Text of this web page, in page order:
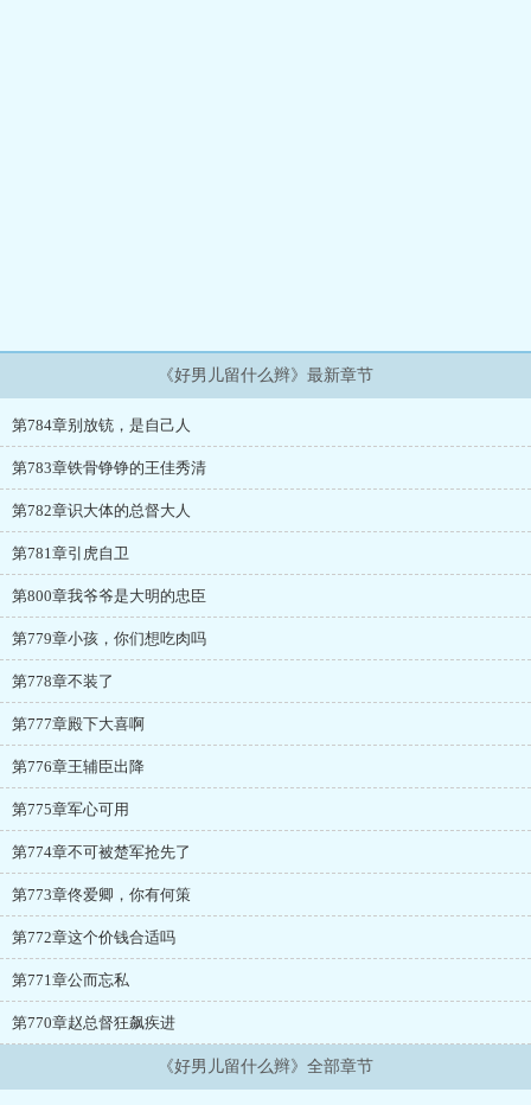
《好男儿留什么辫》最新章节
第784章别放铳，是自己人
第783章铁骨铮铮的王佳秀清
第782章识大体的总督大人
第781章引虎自卫
第800章我爷爷是大明的忠臣
第779章小孩，你们想吃肉吗
第778章不装了
第777章殿下大喜啊
第776章王辅臣出降
第775章军心可用
第774章不可被楚军抢先了
第773章佟爱卿，你有何策
第772章这个价钱合适吗
第771章公而忘私
第770章赵总督狂飙疾进
《好男儿留什么辫》全部章节